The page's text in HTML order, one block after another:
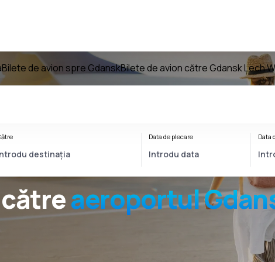
Bilete de avion spre GdanskBilete de avion către Gdansk Lech
cătreaeroportul
Data de plecare Data